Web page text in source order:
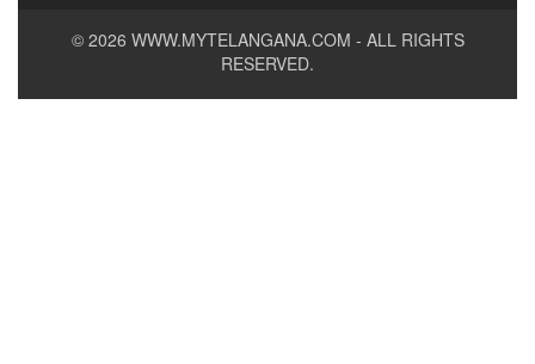
© 2026 WWW.MYTELANGANA.COM - ALL RIGHTS
RESERVED.